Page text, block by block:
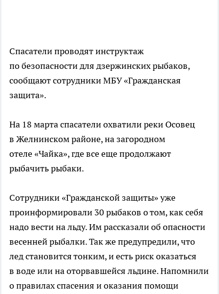
Спасатели проводят инструктаж
по безопасности для дзержинских рыбаков,
сообщают сотрудники МБУ «Гражданская
защита».
На 18 марта спасатели охватили реки Осовец
в Желнинском районе, на загородном
отеле «Чайка», где все еще продолжают
рыбачить рыбаки.
Сотрудники «Гражданской защиты» уже
проинформировали 30 рыбаков о том, как себя
надо вести на льду. Им рассказали об опасности
весенней рыбалки. Так же предупредили, что
лед становится тонким, и есть риск оказаться
в воде или на оторвавшейся льдине. Напомнили
о правилах спасения и оказания помощи